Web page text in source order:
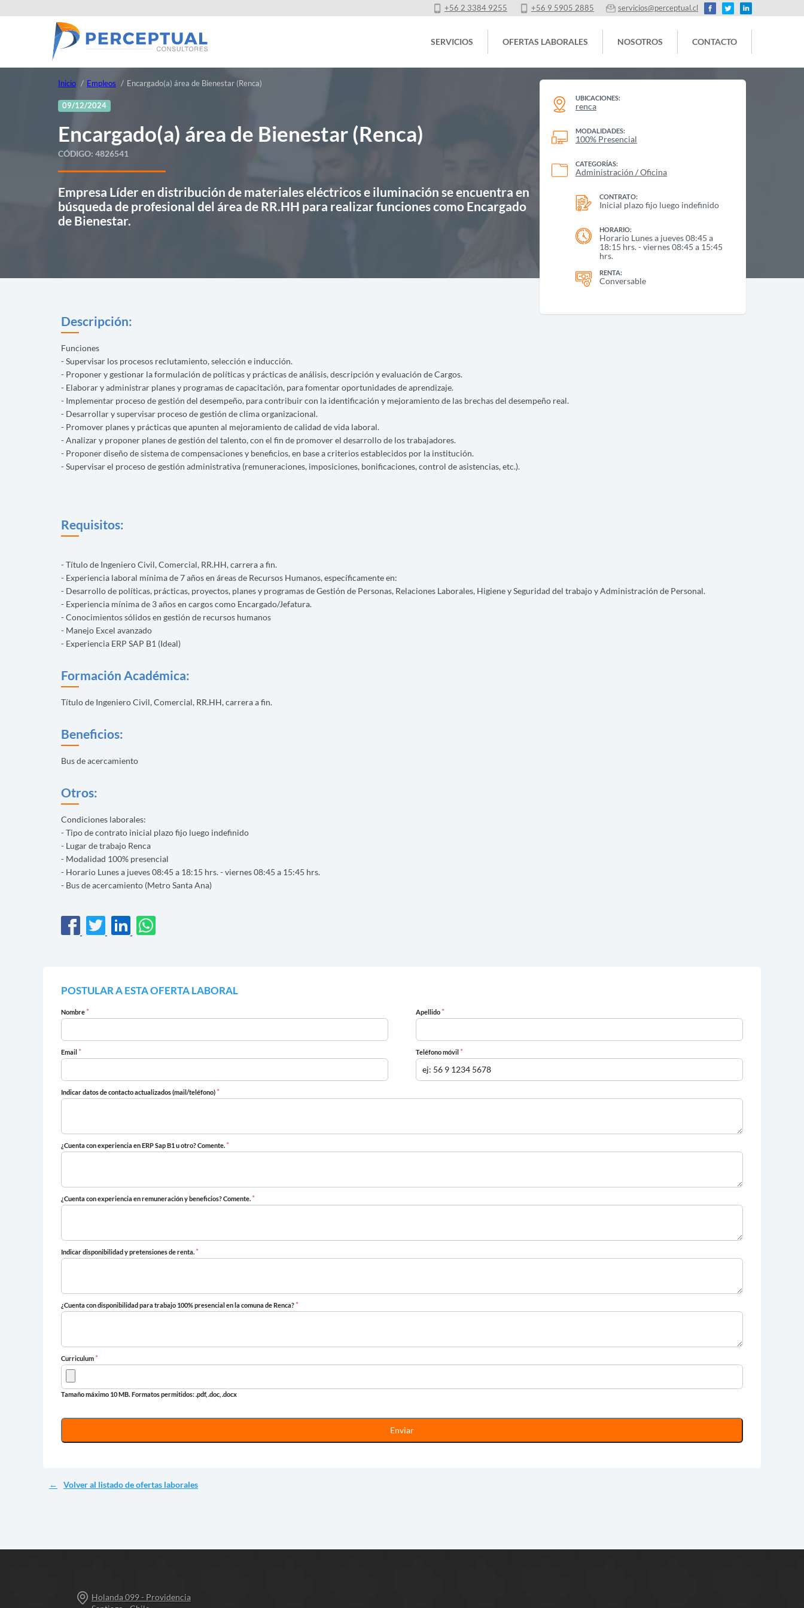
+56 2 3384 9255 +56 9 5905 2885 servicios@perceptual.cl
SERVICIOS OFERTAS LABORALES NOSOTROS CONTACTO
Inicio Empleos Encargado(a) área de Bienestar (Renca)
09/12/2024
Encargado(a) área de Bienestar (Renca)
CÓDIGO: 4826541
Empresa Líder en distribución de materiales eléctricos e iluminación se encuentra en
búsqueda de profesional del área de RR.HH para realizar funciones como Encargado
de Bienestar.
UBICACIONES:
renca
MODALIDADES:
100% Presencial
CATEGORÍAS:
Administración / Oficina
CONTRATO:
Inicial plazo fijo luego indefinido
HORARIO:
Horario Lunes a jueves 08:45 a
18:15 hrs. - viernes 08:45 a 15:45
hrs.
RENTA:
Conversable
Descripción:
Funciones
- Supervisar los procesos reclutamiento, selección e inducción.
- Proponer y gestionar la formulación de políticas y prácticas de análisis, descripción y evaluación de Cargos.
- Elaborar y administrar planes y programas de capacitación, para fomentar oportunidades de aprendizaje.
- Implementar proceso de gestión del desempeño, para contribuir con la identificación y mejoramiento de las brechas del desempeño real.
- Desarrollar y supervisar proceso de gestión de clima organizacional.
- Promover planes y prácticas que apunten al mejoramiento de calidad de vida laboral.
- Analizar y proponer planes de gestión del talento, con el fin de promover el desarrollo de los trabajadores.
- Proponer diseño de sistema de compensaciones y beneficios, en base a criterios establecidos por la institución.
- Supervisar el proceso de gestión administrativa (remuneraciones, imposiciones, bonificaciones, control de asistencias, etc.).
Requisitos:
- Título de Ingeniero Civil, Comercial, RR.HH, carrera a fin.
- Experiencia laboral mínima de 7 años en áreas de Recursos Humanos, específicamente en:
- Desarrollo de políticas, prácticas, proyectos, planes y programas de Gestión de Personas, Relaciones Laborales, Higiene y Seguridad del trabajo y Administración de Personal.
- Experiencia mínima de 3 años en cargos como Encargado/Jefatura.
- Conocimientos sólidos en gestión de recursos humanos
- Manejo Excel avanzado
- Experiencia ERP SAP B1 (Ideal)
Formación Académica:
Título de Ingeniero Civil, Comercial, RR.HH, carrera a fin.
Beneficios:
Bus de acercamiento
Otros:
Condiciones laborales:
- Tipo de contrato inicial plazo fijo luego indefinido
- Lugar de trabajo Renca
- Modalidad 100% presencial
- Horario Lunes a jueves 08:45 a 18:15 hrs. - viernes 08:45 a 15:45 hrs.
- Bus de acercamiento (Metro Santa Ana)
POSTULAR A ESTA OFERTA LABORAL
Nombre * Apellido *
Email * Teléfono móvil *
Indicar datos de contacto actualizados (mail/teléfono) *
¿Cuenta con experiencia en ERP Sap B1 u otro? Comente. *
¿Cuenta con experiencia en remuneración y beneficios? Comente. *
Indicar disponibilidad y pretensiones de renta. *
¿Cuenta con disponibilidad para trabajo 100% presencial en la comuna de Renca? *
Curriculum *
Tamaño máximo 10 MB. Formatos permitidos: .pdf, .doc, .docx
Volver al listado de ofertas laborales
Holanda 099 - Providencia